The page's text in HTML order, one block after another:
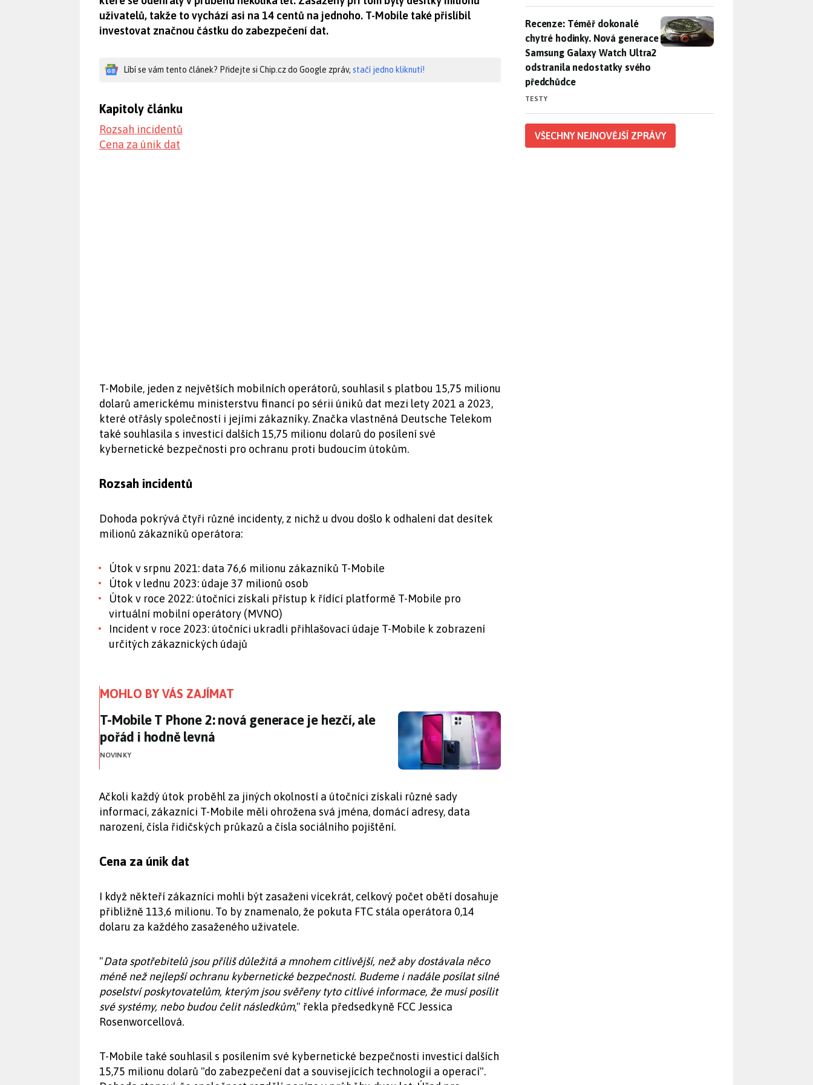
uživatelů, takže to vychází asi na 14 centů na jednoho. T-Mobile také přislíbil
investovat značnou částku do zabezpečení dat.
Líbí se vám tento článek? Přidejte si Chip.cz do Google zpráv, stačí jedno kliknutí!
Kapitoly článku
Rozsah incidentů
Cena za únik dat
T-Mobile, jeden z největších mobilních operátorů, souhlasil s platbou 15,75 milionu
dolarů americkému ministerstvu financí po sérii úniků dat mezi lety 2021 a 2023,
které otřásly společností i jejími zákazníky. Značka vlastněná Deutsche Telekom
také souhlasila s investicí dalších 15,75 milionu dolarů do posílení své
kybernetické bezpečnosti pro ochranu proti budoucím útokům.
Rozsah incidentů
Dohoda pokrývá čtyři různé incidenty, z nichž u dvou došlo k odhalení dat desítek
milionů zákazníků operátora:
Útok v srpnu 2021: data 76,6 milionu zákazníků T-Mobile
Útok v lednu 2023: údaje 37 milionů osob
Útok v roce 2022: útočníci získali přístup k řídící platformě T-Mobile pro
virtuální mobilní operátory (MVNO)
Incident v roce 2023: útočníci ukradli přihlašovací údaje T-Mobile k zobrazení
určitých zákaznických údajů
MOHLO BY VÁS ZAJÍMAT
T-Mobile T Phone 2: nová generace je hezčí, ale pořád i hodně levná
T-Mobile T Phone 2: nová generace je hezčí, ale
pořád i hodně levná
NOVINKY
Ačkoli každý útok proběhl za jiných okolností a útočníci získali různé sady
informací, zákazníci T-Mobile měli ohrožena svá jména, domácí adresy, data
narození, čísla řidičských průkazů a čísla sociálního pojištění.
Cena za únik dat
I když někteří zákazníci mohli být zasaženi vícekrát, celkový počet obětí dosahuje
přibližně 113,6 milionu. To by znamenalo, že pokuta FTC stála operátora 0,14
dolaru za každého zasaženého uživatele.
"Data spotřebitelů jsou příliš důležitá a mnohem citlivější, než aby dostávala něco
méně než nejlepší ochranu kybernetické bezpečnosti. Budeme i nadále posílat silné
poselství poskytovatelům, kterým jsou svěřeny tyto citlivé informace, že musí posílit
své systémy, nebo budou čelit následkům," řekla předsedkyně FCC Jessica
Rosenworcellová.
T-Mobile také souhlasil s posílením své kybernetické bezpečnosti investicí dalších
15,75 milionu dolarů "do zabezpečení dat a souvisejících technologií a operací".
Recenze: Téměř dokonalé chytré hodinky. Nová generace
Recenze: Téměř dokonalé
chytré hodinky. Nová generace
Samsung Galaxy Watch Ultra2
odstranila nedostatky svého
předchůdce
TESTY
VŠECHNY NEJNOVĚJŠÍ ZPRÁVY